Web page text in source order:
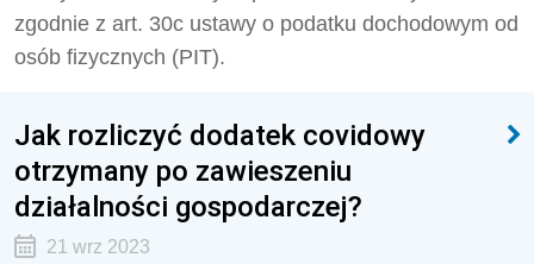
zgodnie z art. 30c ustawy o podatku dochodowym od
osób fizycznych (PIT).
Jak rozliczyć dodatek covidowy
otrzymany po zawieszeniu
działalności gospodarczej?
21 wrz 2023